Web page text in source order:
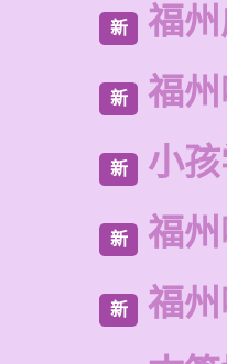
新 福
新 福
新 小
新 福
新 福